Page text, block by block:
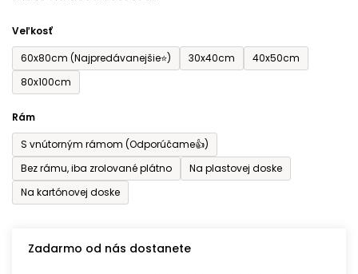
Veľkosť
60x80cm (Najpredávanejšie⭐)
30x40cm
40x50cm
80x100cm
Rám
S vnútorným rámom (Odporúčame👍)
Bez rámu, iba zrolované plátno
Na plastovej doske
Na kartónovej doske
Zadarmo od nás dostanete